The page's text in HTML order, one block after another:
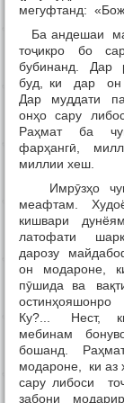
мегуфтанд:
Ба андешаи
тоҷикро бо
бубинанд.
буд, ки дар он
Дар муддати
онҳо сару
Раҳмат ба
фарҳангӣ,
миллии хеш.
Имрӯзҳо чун
меафтам.
кишвари
латофати
дарозу
он модароне,
пӯшида ва
Ку?... Нест,
мебинам
бошанд.
модароне, ки
сару либоси
забони